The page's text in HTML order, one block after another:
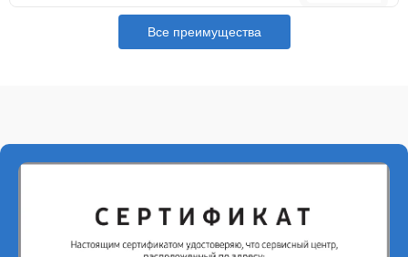
Все преимущества